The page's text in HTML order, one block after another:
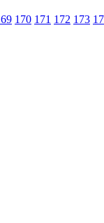
170 171 172 173